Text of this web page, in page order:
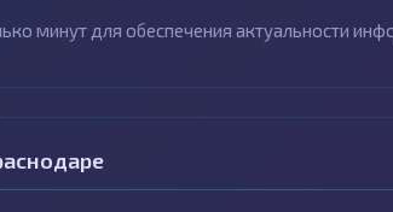
минут для обеспечения актуальности